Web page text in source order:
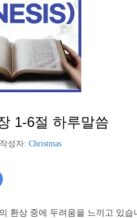
1-6절 하루말씀
작성자: Christmas
환상 중에 두려움을 느끼고 있